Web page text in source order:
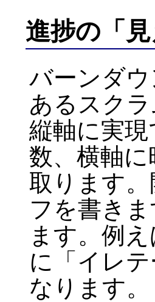
進捗の「
バーンダ
あるスク
縦軸に実
数、横軸
取ります
フを書き
ます。例
に「イレ
なります。